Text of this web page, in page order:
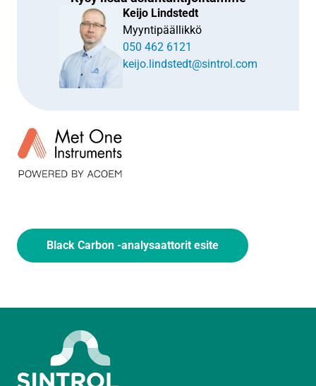
Keijo Lindstedt
Myyntipäällikkö
050 462 6121
keijo.lindstedt@sintrol.com
Black Carbon -analysaattorit esite